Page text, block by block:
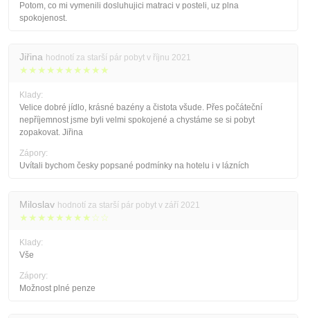
Potom, co mi vymenili dosluhujici matraci v posteli, uz plna
spokojenost.
Jiřina hodnotí za starší pár pobyt v říjnu 2021
★★★★★★★★★★
Klady:
Velice dobré jídlo, krásné bazény a čistota všude. Přes počáteční
nepříjemnost jsme byli velmi spokojené a chystáme se si pobyt
zopakovat. Jiřina
Zápory:
Uvítali bychom česky popsané podmínky na hotelu i v lázních
Miloslav hodnotí za starší pár pobyt v září 2021
★★★★★★★★☆☆
Klady:
Vše
Zápory:
Možnost plné penze